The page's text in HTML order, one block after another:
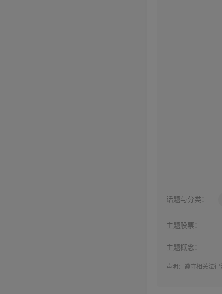
话题与分类：
主题股票：
主题概念：
声明：遵守相关法